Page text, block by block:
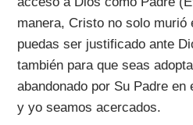
manera, Cristo no solo murió
puedas ser justificado ante
también para que seas
abandonado por Su Padre
y yo seamos acercados.